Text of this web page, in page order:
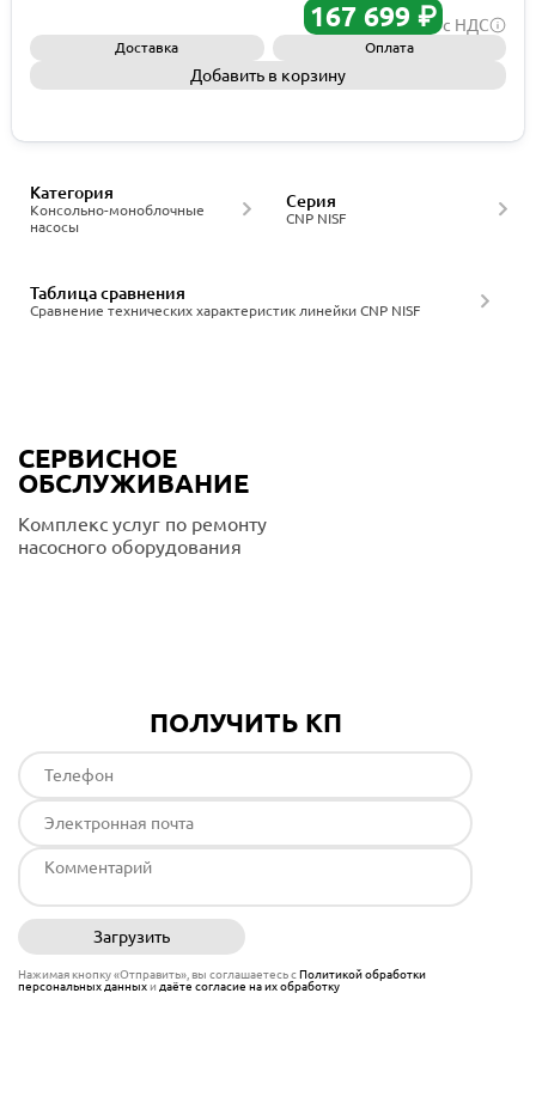
167 699 ₽ с НДС
Доставка Оплата
Добавить в корзину
Консольно-моноблочные
насосы
Категория
CNP NISF
Серия
Сравнение технических характеристик линейки CNP NISF
Таблица сравнения
СЕРВИСНОЕ
ОБСЛУЖИВАНИЕ
Комплекс услуг по ремонту
насосного оборудования
ПОЛУЧИТЬ КП
Загрузить
Нажимая кнопку «Отправить», вы соглашаетесь сПолитикой обработки
персональных данныхи даёте согласие на их обработку